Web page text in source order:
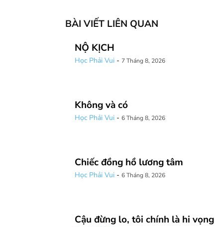
BÀI VIẾT LIÊN QUAN
NỘ KỊCH
Học Phải Vui - 7 Tháng 8, 2026
Không và có
Học Phải Vui - 6 Tháng 8, 2026
Chiếc đồng hồ lương tâm
Học Phải Vui - 6 Tháng 8, 2026
Cậu đừng lo, tôi chính là hi vọng